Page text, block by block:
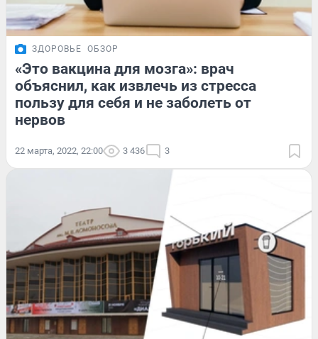
ЗДОРОВЬЕ ОБЗОР
«Это вакцина для мозга»: врач
объяснил, как извлечь из стресса
пользу для себя и не заболеть от
нервов
22 марта, 2022, 22:00 3 436 3